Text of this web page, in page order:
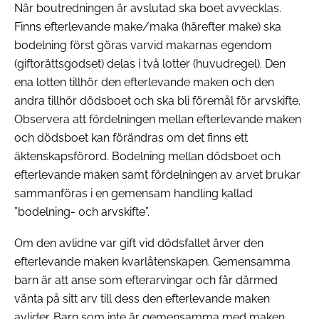
När boutredningen är avslutad ska boet avvecklas.
Finns efterlevande make/maka (härefter make) ska
bodelning först göras varvid makarnas egendom
(giftorättsgodset) delas i två lotter (huvudregel). Den
ena lotten tillhör den efterlevande maken och den
andra tillhör dödsboet och ska bli föremål för arvskifte.
Observera att fördelningen mellan efterlevande maken
och dödsboet kan förändras om det finns ett
äktenskapsförord. Bodelning mellan dödsboet och
efterlevande maken samt fördelningen av arvet brukar
sammanföras i en gemensam handling kallad
”bodelning- och arvskifte”.
Om den avlidne var gift vid dödsfallet ärver den
efterlevande maken kvarlåtenskapen. Gemensamma
barn är att anse som efterarvingar och får därmed
vänta på sitt arv till dess den efterlevande maken